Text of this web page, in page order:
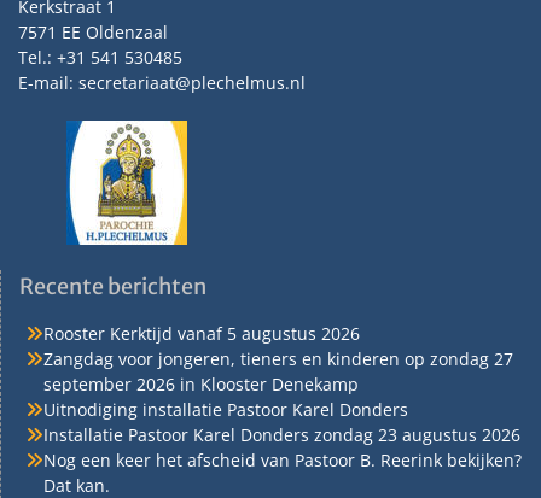
Kerkstraat 1
7571 EE Oldenzaal
Tel.: +31 541 530485
E-mail: secretariaat@plechelmus.nl
Recente berichten
Rooster Kerktijd vanaf 5 augustus 2026
Zangdag voor jongeren, tieners en kinderen op zondag 27
september 2026 in Klooster Denekamp
Uitnodiging installatie Pastoor Karel Donders
Installatie Pastoor Karel Donders zondag 23 augustus 2026
Nog een keer het afscheid van Pastoor B. Reerink bekijken?
Dat kan.